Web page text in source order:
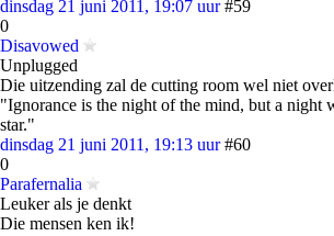
dinsdag 21 juni 2011, 19:07 uur #59
0
Disavowed
Unplugged
Die uitzending zal de cutting room wel niet
"Ignorance is the night of the mind, but a night
star."
dinsdag 21 juni 2011, 19:13 uur #60
0
Parafernalia
Leuker als je denkt
Die mensen ken ik!